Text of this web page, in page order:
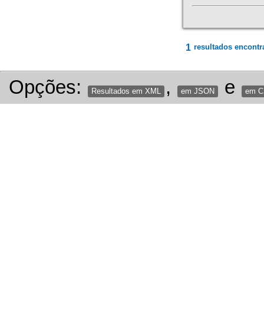
1 resultados
Opções: Resultados em XML , em JSON e em